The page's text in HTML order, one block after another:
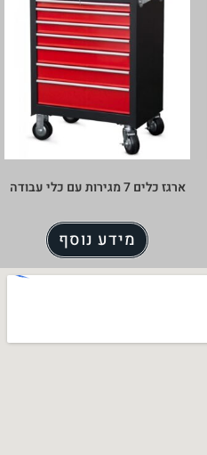
ארגז כלים 7 מגירות עם כלי עבודה
מידע נוסף